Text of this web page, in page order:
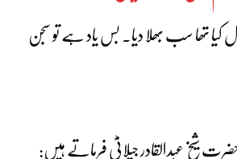
کیا تھا سب بھلا دیا۔ بس یاد ہے تو سجن
شیخ عبدالقادر جیلانیؓ فرماتے ہیں: